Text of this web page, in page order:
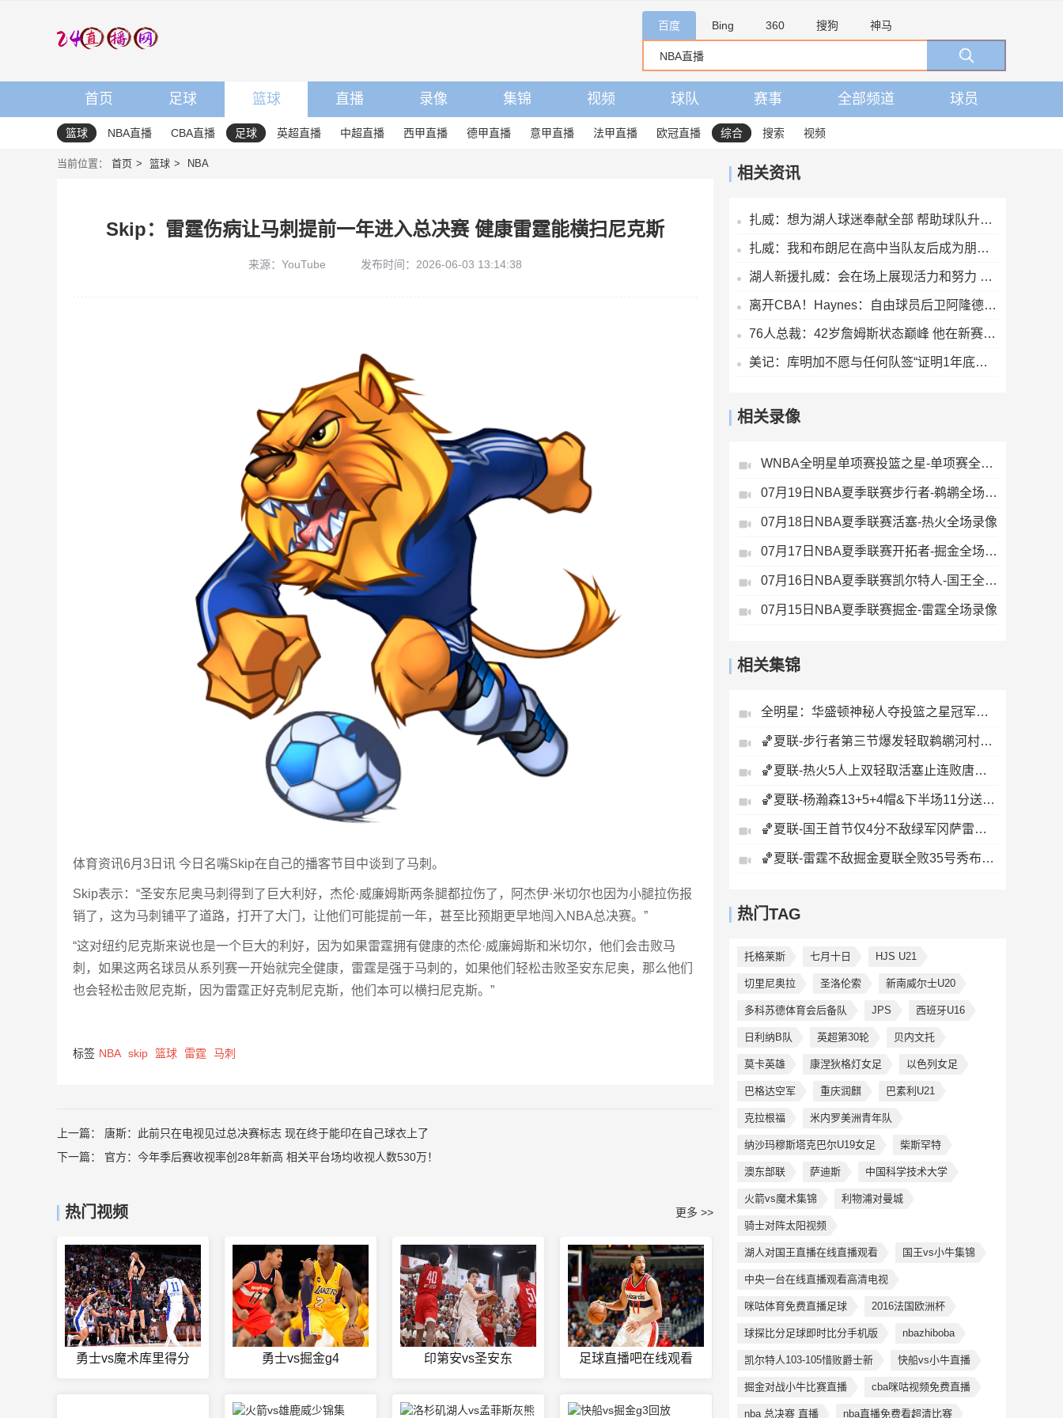
百度 Bing 360 搜狗 神马
首页 足球 篮球 直播 录像 集锦 视频 球队 赛事 全部频道 球员
篮球 NBA直播 CBA直播 足球 英超直播 中超直播 西甲直播 德甲直播 意甲直播 法甲直播 欧冠直播 综合 搜索 视频
当前位置： 首页 篮球 NBA
Skip：雷霆伤病让马刺提前一年进入总决赛 健康雷霆能横扫尼克斯
来源：YouTube 发布时间：2026-06-03 13:14:38
体育资讯6月3日讯 今日名嘴Skip在自己的播客节目中谈到了马刺。
Skip表示：“圣安东尼奥马刺得到了巨大利好，杰伦·威廉姆斯两条腿都拉伤了，阿杰伊·米切尔也因为小腿拉伤报
销了，这为马刺铺平了道路，打开了大门，让他们可能提前一年，甚至比预期更早地闯入NBA总决赛。”
“这对纽约尼克斯来说也是一个巨大的利好，因为如果雷霆拥有健康的杰伦·威廉姆斯和米切尔，他们会击败马
刺，如果这两名球员从系列赛一开始就完全健康，雷霆是强于马刺的，如果他们轻松击败圣安东尼奥，那么他们
也会轻松击败尼克斯，因为雷霆正好克制尼克斯，他们本可以横扫尼克斯。”
标签 NBA skip 篮球 雷霆 马刺
上一篇： 唐斯：此前只在电视见过总决赛标志 现在终于能印在自己球衣上了
下一篇： 官方：今年季后赛收视率创28年新高 相关平台场均收视人数530万！
热门视频 更多 >>
勇士vs魔术库里得分 勇士vs掘金g4 印第安vs圣安东 足球直播吧在线观看
相关资讯
扎威：想为湖人球迷奉献全部 帮助球队升起第18面冠军旗帜
扎威：我和布朗尼在高中当队友后成为朋友 很兴奋能再次并肩作战
湖人新援扎威：会在场上展现活力和努力 防守对方最好的球员
离开CBA！Haynes：自由球员后卫阿隆德斯·威廉姆斯签约奇才
76人总裁：42岁詹姆斯状态巅峰 他在新赛季能打出MVP级别的表现
美记：库明加不愿与任何队签“证明1年底薪” 湖人仍是热门下家
相关录像
WNBA全明星单项赛投篮之星-单项赛全场录像
07月19日NBA夏季联赛步行者-鹈鹕全场录像
07月18日NBA夏季联赛活塞-热火全场录像
07月17日NBA夏季联赛开拓者-掘金全场录像
07月16日NBA夏季联赛凯尔特人-国王全场录像
07月15日NBA夏季联赛掘金-雷霆全场录像
相关集锦
全明星：华盛顿神秘人夺投篮之星冠军！福德夺得三分大赛冠军！
🏀夏联-步行者第三节爆发轻取鹈鹕河村勇辉5+5+12斯劳森22分
🏀夏联-热火5人上双轻取活塞止连败唐纳森20+8+10奥科里27分
🏀夏联-杨瀚森13+5+4帽&下半场11分送惊艳妙传开拓者力克掘金
🏀夏联-国王首节仅4分不敌绿军冈萨雷斯24+10+5塞纳克10+12
🏀夏联-雷霆不敌掘金夏联全败35号秀布拉齐尔32+6马拉14+7+6
热门TAG
托格莱斯 七月十日 HJS U21
切里尼奥拉 圣洛伦索 新南威尔士U20
多科苏德体育会后备队 JPS 西班牙U16
日利纳B队 英超第30轮 贝内文托
莫卡英雄 康涅狄格灯女足 以色列女足
巴格达空军 重庆润麒 巴素利U21
克拉根福 米内罗美洲青年队
纳沙玛穆斯塔克巴尔U19女足 柴斯罕特
澳东部联 萨迪斯 中国科学技术大学
火箭vs魔术集锦 利物浦对曼城
骑士对阵太阳视频
湖人对国王直播在线直播观看 国王vs小牛集锦
中央一台在线直播观看高清电视
咪咕体育免费直播足球 2016法国欧洲杯
球探比分足球即时比分手机版 nbazhiboba
凯尔特人103-105惜败爵士新 快船vs小牛直播
掘金对战小牛比赛直播 cba咪咕视频免费直播
nba 总决赛 直播 nba直播免费看超清比赛